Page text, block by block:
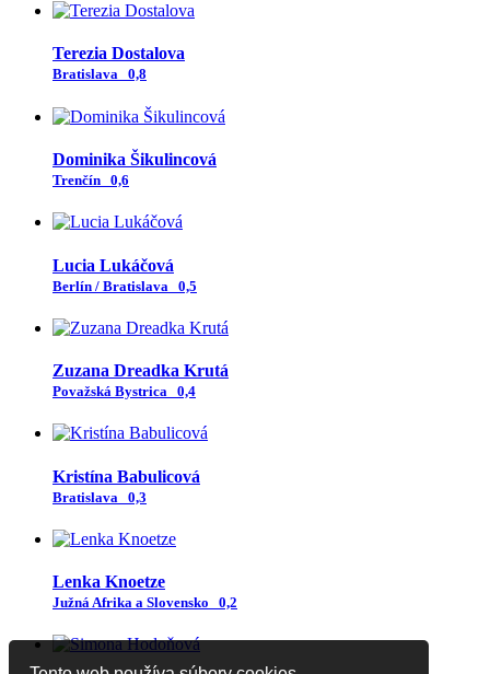
Terezia Dostalova
Bratislava 0,8
Dominika Šikulincová
Trenčín 0,6
Lucia Lukáčová
Berlín / Bratislava 0,5
Zuzana Dreadka Krutá
Považská Bystrica 0,4
Kristína Babulicová
Bratislava 0,3
Lenka Knoetze
Južná Afrika a Slovensko 0,2